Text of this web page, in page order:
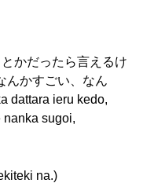
かだったら言えるけ
んかすごい、なん
dattara ieru kedo,
nanka sugoi,
na.)